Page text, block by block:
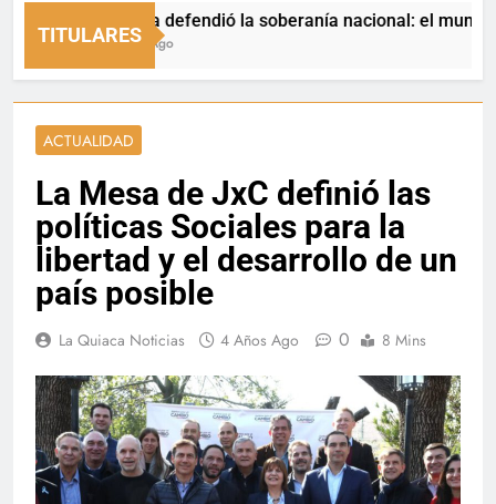
TITULARES
La Quiaca defendió la soberanía nacional: el municipio
11 Minutos Ago
ACTUALIDAD
La Mesa de JxC definió las
políticas Sociales para la
libertad y el desarrollo de un
país posible
La Quiaca Noticias 4 Años Ago 0 8 Mins